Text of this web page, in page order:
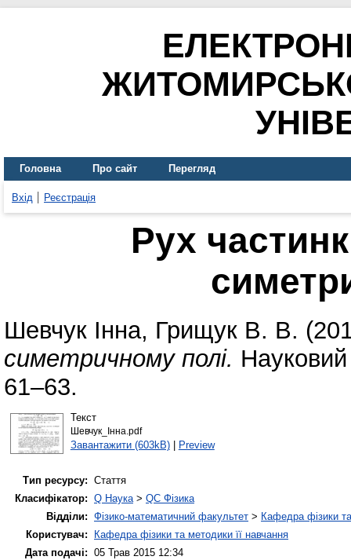
Головна Про сайт Перегляд
Вхід Реєстрація
Рух
Шевчук Інна, Грищук В. В.
симетричному полі.
61–63.
Текст
Шевчук_Інна.pdf
Завантажити (603kB)| Preview
Тип ресурсу: Стаття
Класифікатор: Q Наука> QC Фізика
Відділи: Фізико-математичний факультет > Кафедра фізики
Користувач:
Кафедра фізики та методики її навчання
Дата подачі: 05 Трав 2015 12:34